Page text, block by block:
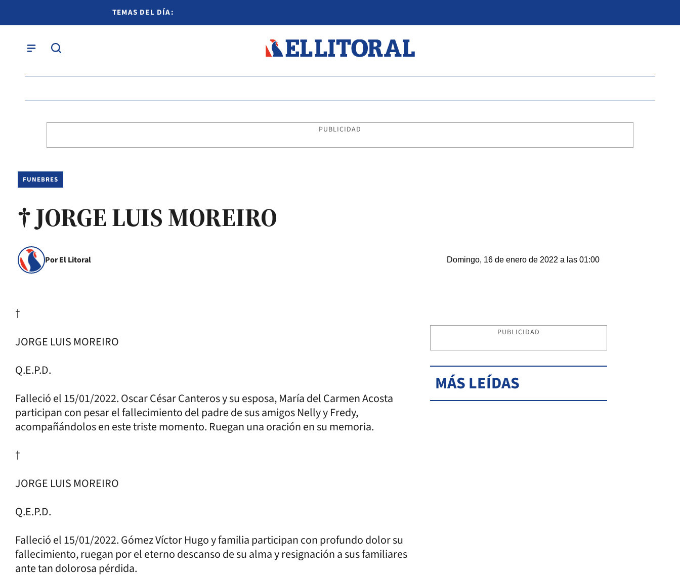
TEMAS DEL DÍA:
PUBLICIDAD
FUNEBRES
† JORGE LUIS MOREIRO
Por El Litoral Domingo, 16 de enero de 2022 a las 01:00
†
JORGE LUIS MOREIRO
Q.E.P.D.
Falleció el 15/01/2022. Oscar César Canteros y su esposa, María del Carmen Acosta
participan con pesar el fallecimiento del padre de sus amigos Nelly y Fredy,
acompañándolos en este triste momento. Ruegan una oración en su memoria.
†
JORGE LUIS MOREIRO
Q.E.P.D.
Falleció el 15/01/2022. Gómez Víctor Hugo y familia participan con profundo dolor su
fallecimiento, ruegan por el eterno descanso de su alma y resignación a sus familiares
ante tan dolorosa pérdida.
PUBLICIDAD
MÁS LEÍDAS